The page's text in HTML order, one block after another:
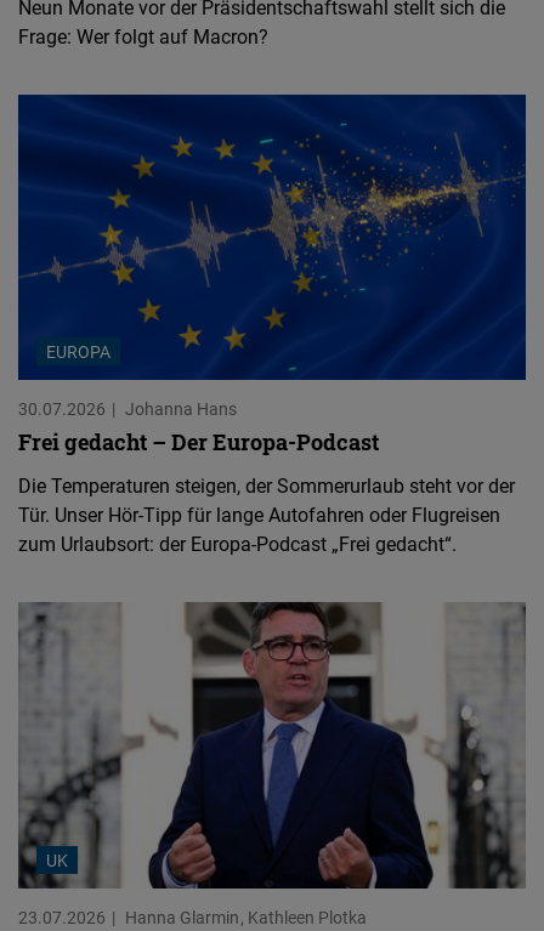
Neun Monate vor der Präsidentschaftswahl stellt sich die
Frage: Wer folgt auf Macron?
EUROPA
30.07.2026 Johanna Hans
Frei gedacht – Der Europa-Podcast
Die Temperaturen steigen, der Sommerurlaub steht vor der
Tür. Unser Hör-Tipp für lange Autofahren oder Flugreisen
zum Urlaubsort: der Europa-Podcast „Frei gedacht“.
UK
23.07.2026 Hanna Glarmin Kathleen Plotka